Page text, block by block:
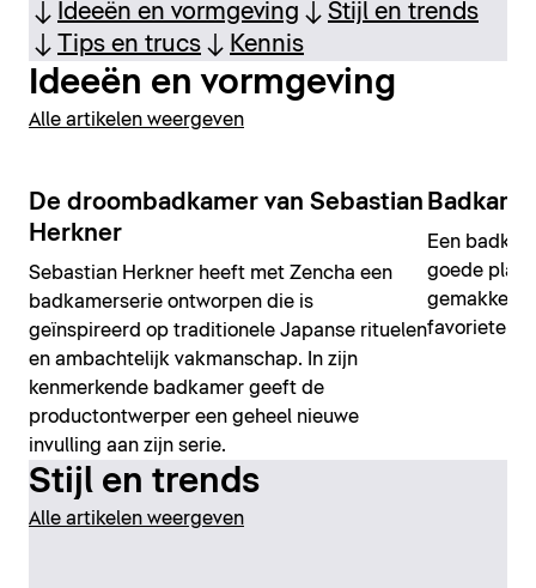
Ideeën en vormgeving
Stijl en trends
Tips en trucs
Kennis
Ideeën en vormgeving
Alle artikelen weergeven
De droombadkamer van Sebastian
Herkner
Sebastian Herkner heeft met Zencha een
badkamerserie ontworpen die is
geïnspireerd op traditionele Japanse rituelen
en ambachtelijk vakmanschap. In zijn
kenmerkende badkamer geeft de
productontwerper een geheel nieuwe
invulling aan zijn serie.
Een
goede
favoriete
Stijl en trends
Alle artikelen weergeven